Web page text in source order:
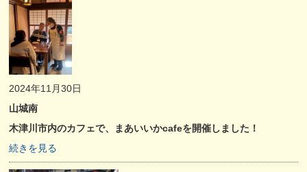
2024年11月30日
山城南
木津川市内のカフェで、まあいいかcafeを開催しました！
続きを見る